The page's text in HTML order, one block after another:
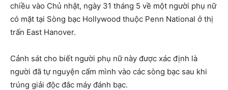
chiều vào Chủ nhật, ngày 31 tháng 5 về một người phụ nữ
có mặt tại Sòng bạc Hollywood thuộc Penn National ở thị
trấn East Hanover.
Cảnh sát cho biết người phụ nữ này được xác định là
người đã tự nguyện cấm mình vào các sòng bạc sau khi
trúng giải độc đắc máy đánh bạc.